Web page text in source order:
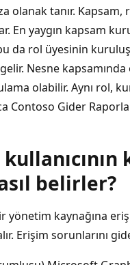
olanak tanır.
En yaygın kapsam
da rol üyesinin
Nesne
olabilir. Aynı rol,
Contoso Gider
belirler?
kaynağına
Erişim sorunlarını